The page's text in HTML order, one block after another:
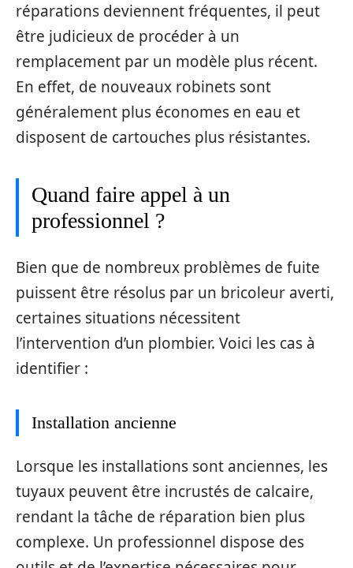
réparations deviennent fréquentes, il peut
être judicieux de procéder à un
remplacement par un modèle plus récent.
En effet, de nouveaux robinets sont
généralement plus économes en eau et
disposent de cartouches plus résistantes.
Quand faire appel à un
professionnel ?
Bien que de nombreux problèmes de fuite
puissent être résolus par un bricoleur averti,
certaines situations nécessitent
l’intervention d’un plombier. Voici les cas à
identifier :
Installation ancienne
Lorsque les installations sont anciennes, les
tuyaux peuvent être incrustés de calcaire,
rendant la tâche de réparation bien plus
complexe. Un professionnel dispose des